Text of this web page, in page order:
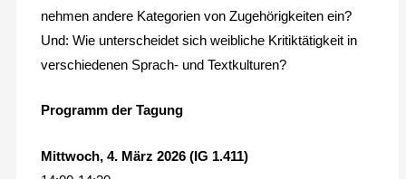
nehmen andere Kategorien von Zugehörigkeiten ein?
Und: Wie unterscheidet sich weibliche Kritiktätigkeit in
verschiedenen Sprach- und Textkulturen?
Programm der Tagung
Mittwoch, 4. März 2026 (IG 1.411)